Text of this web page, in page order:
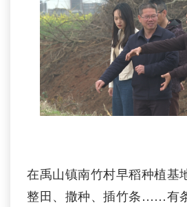
在禹山镇南竹村早稻种植基
整田、撒种、插竹条……有